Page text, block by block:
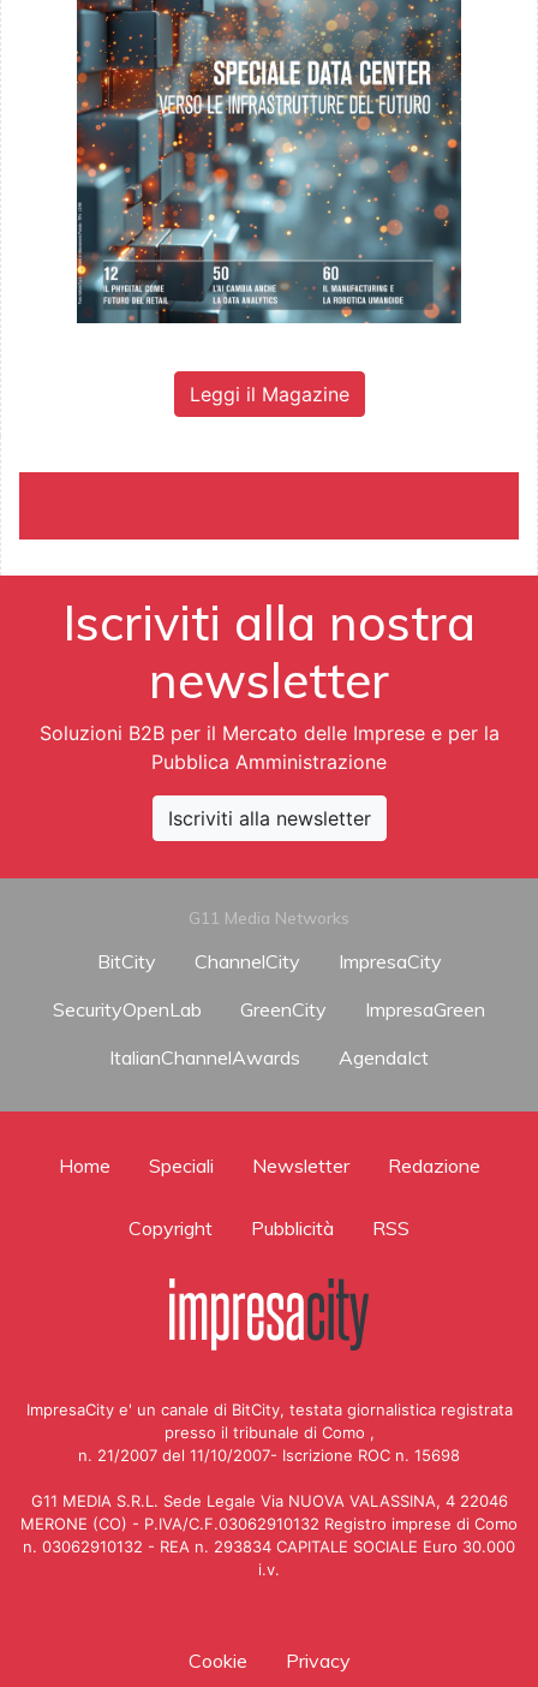
Leggi il Magazine
Iscriviti alla nostra
newsletter
Soluzioni B2B per il Mercato delle Imprese e per la
Pubblica Amministrazione
Iscriviti alla newsletter
G11 Media Networks
BitCity ChannelCity
ImpresaCity
SecurityOpenLab
GreenCity
ImpresaGreen
ItalianChannelAwards
AgendaIct
Home Speciali Newsletter Redazione
Copyright Pubblicità RSS
ImpresaCity e' un canale di BitCity, testata giornalistica registrata
presso il tribunale di Como ,
n. 21/2007 del 11/10/2007- Iscrizione ROC n. 15698
G11 MEDIA S.R.L. Sede Legale Via NUOVA VALASSINA, 4 22046
MERONE (CO) - P.IVA/C.F.03062910132 Registro imprese di Como
n. 03062910132 - REA n. 293834 CAPITALE SOCIALE Euro 30.000
i.v.
Cookie Privacy